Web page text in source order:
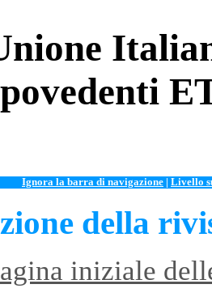
Ignora la barra di navigazione Livello
della
iniziale